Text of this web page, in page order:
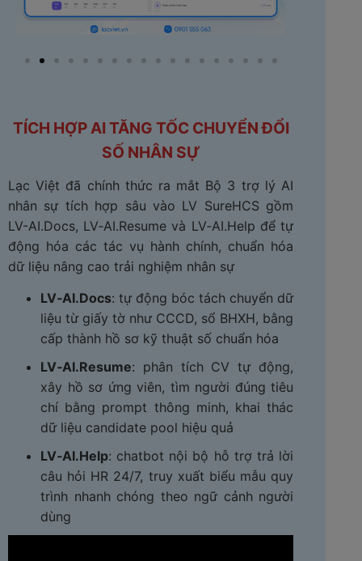
TÍCH HỢP AI TĂNG TỐC CHUYỂN ĐỔI
SỐ NHÂN SỰ
Lạc Việt đã chính thức ra mắt Bộ 3 trợ lý AI
nhân sự tích hợp sâu vào LV SureHCS gồm
LV-AI.Docs, LV‑AI.Resume và LV‑AI.Help để tự
động hóa các tác vụ hành chính, chuẩn hóa
dữ liệu nâng cao trải nghiệm nhân sự
LV‑AI.Docs: tự động bóc tách chuyển dữ
liệu từ giấy tờ như CCCD, sổ BHXH, bằng
cấp thành hồ sơ kỹ thuật số chuẩn hóa
LV‑AI.Resume: phân tích CV tự động,
xây hồ sơ ứng viên, tìm người đúng tiêu
chí bằng prompt thông minh, khai thác
dữ liệu candidate pool hiệu quả
LV‑AI.Help: chatbot nội bộ hỗ trợ trả lời
câu hỏi HR 24/7, truy xuất biểu mẫu quy
trình nhanh chóng theo ngữ cảnh người
dùng